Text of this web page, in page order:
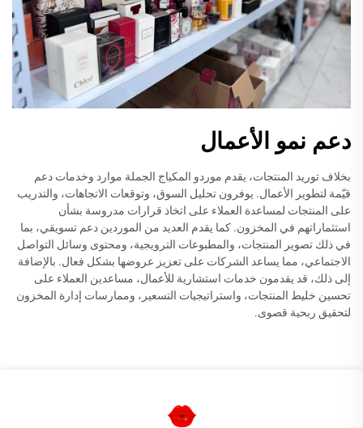
دعم نمو الأعمال
بخلاف توريد المنتجات، يقدم موردو المكياج الجملة موارد وخدمات دعم
قيّمة لتطوير الأعمال. يوفرون تحليل السوق، وتوقعات الاتجاهات، والتدريب
على المنتجات لمساعدة العملاء على اتخاذ قرارات مدروسة بشأن
استثماراتهم في المخزون. كما يقدم العديد من الموردين دعم تسويقي، بما
في ذلك تصوير المنتجات، والمطبوعات الترويجية، ومحتوى وسائل التواصل
الاجتماعي، مما يساعد الشركات على تعزيز عروضها بشكل فعال. بالإضافة
إلى ذلك، قد يقدمون خدمات استشارية للأعمال، مساعدين العملاء على
تحسين خليط المنتجات، واستراتيجيات التسعير، وممارسات إدارة المخزون
لتحقيق ربحية قصوى.